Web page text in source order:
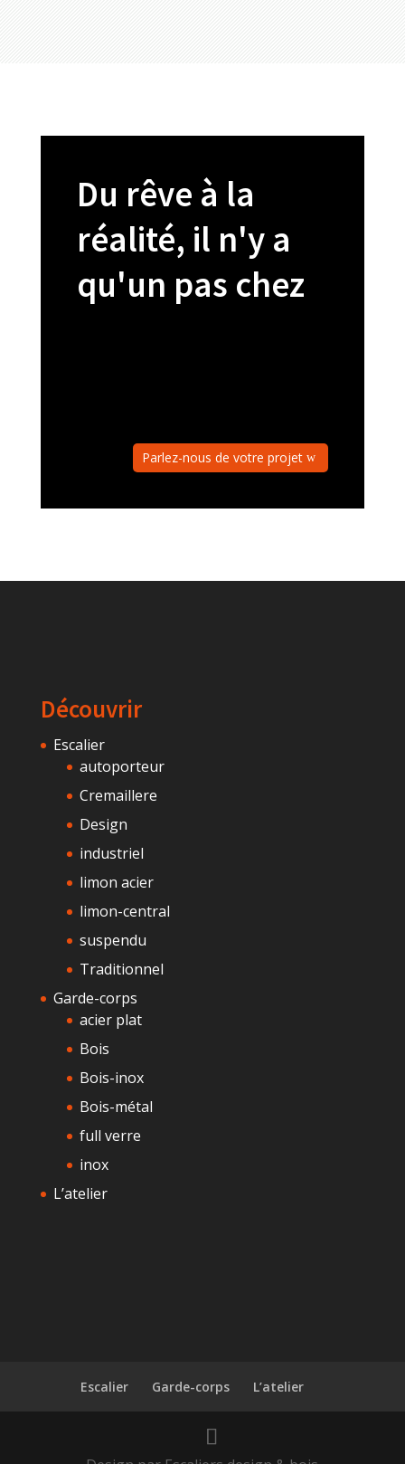
Du rêve à la
réalité, il n'y a
qu'un pas chez
Parlez-nous de votre projet
Découvrir
Escalier
autoporteur
Cremaillere
Design
industriel
limon acier
limon-central
suspendu
Traditionnel
Garde-corps
acier plat
Bois
Bois-inox
Bois-métal
full verre
inox
L’atelier
Escalier Garde-corps L’atelier